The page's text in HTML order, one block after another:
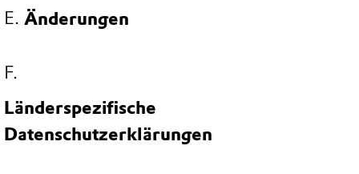
Änderungen
Länderspezifische
Datenschutzerklärungen